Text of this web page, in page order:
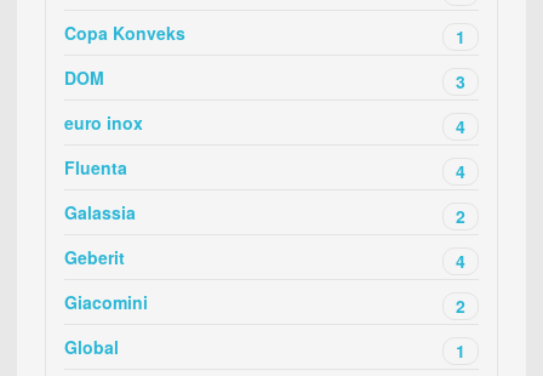
Copa Konveks
1
DOM
3
euro inox
4
Fluenta
4
Galassia
2
Geberit
4
Giacomini
2
Global
1